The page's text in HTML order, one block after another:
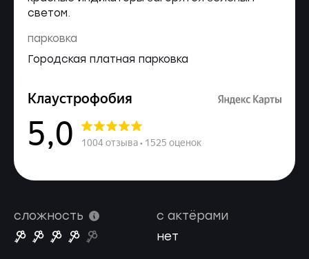
светом.
парковка
Городская платная парковка
сложность
с актёрами
нет